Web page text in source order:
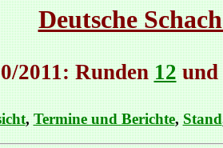
Deutsche
2011: Runden12und
,Termine und Berichte,Stand